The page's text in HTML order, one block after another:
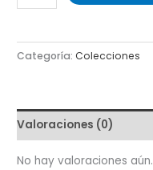
Stranger
24
Categoría:Colecciones
Valoraciones (0)
No hay valoraciones aún.